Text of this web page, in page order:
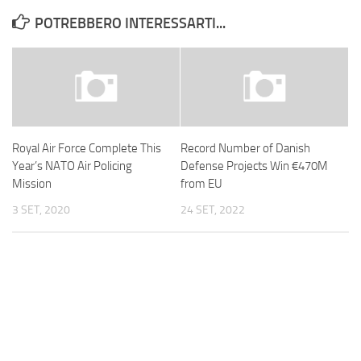
POTREBBERO INTERESSARTI...
Royal Air Force Complete This
Year’s NATO Air Policing
Mission
3 SET, 2020
Record Number of Danish
Defense Projects Win €470M
from EU
24 SET, 2022